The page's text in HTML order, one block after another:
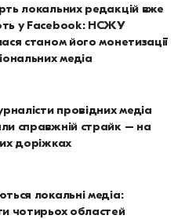
локальних редакцій вже
у Facebook: НСЖУ
станом його монетизації
медіа
провідних медіа
справжній страйк – на
доріжках
локальні медіа:
чотирьох областей